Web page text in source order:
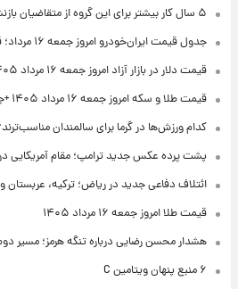
۵ سال کار بیشتر برای این گروه از متقاضیان بازنشستگی
جدول قیمت ایران‌خودرو امروز جمعه ۱۶ مرداد؛ قیمت‌ها تغییر کرد
قیمت دلار در بازار آزاد امروز جمعه ۱۶ مرداد ۱۴۰۵
قیمت طلا و سکه امروز جمعه ۱۶ مرداد ۱۴۰۵ +جدول
کدام ورزش‌ها در گرما برای سالمندان
پشت پرده عکس جدید ترامپ؛ مقام آمریکایی
ائتلاف دفاعی جدید در ریاض؛ ترکیه،
قیمت طلا امروز جمعه ۱۶ مرداد ۱۴۰۵
هشدار محسن رضایی درباره تنگه هرمز؛ مسیر
۶ منبع پنهان ویتامین C